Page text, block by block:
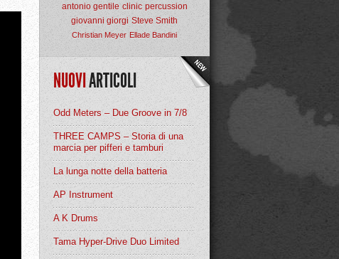
antonio gentile clinic percussion
giovanni giorgi Steve Smith
Christian Meyer Ellade Bandini
NUOVIARTICOLI
Odd Meters – Due Groove in 7/8
THREE CAMPS – Storia di una
marcia per pifferi e tamburi
La lunga notte della batteria
AP Instrument
A K Drums
Tama Hyper-Drive Duo Limited